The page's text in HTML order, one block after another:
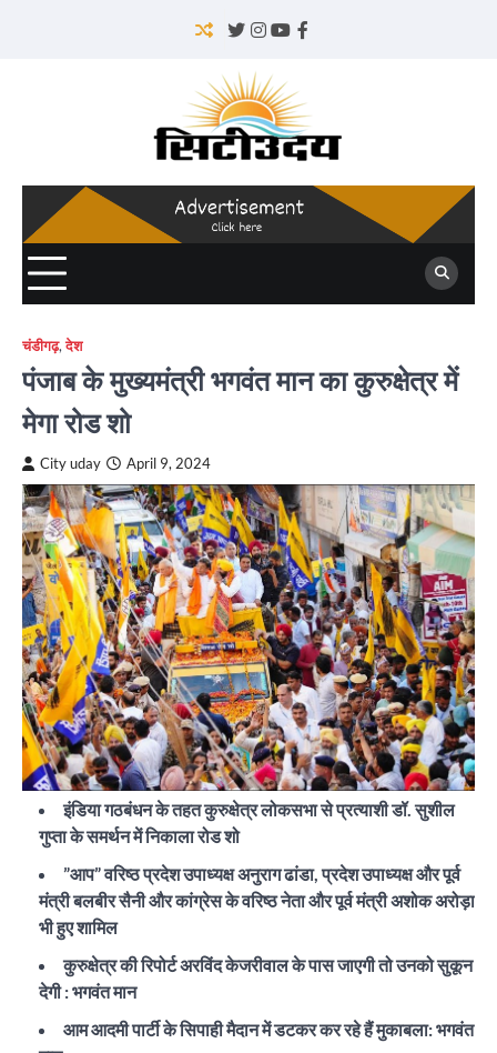
Twitter
Instagram
YouTube
Facebook
चंडीगढ़,देश
पंजाब के मुख्यमंत्री भगवंत मान का कुरुक्षेत्र में
मेगा रोड शो
City uday April 9, 2024
इंडिया गठबंधन के तहत कुरुक्षेत्र लोकसभा से प्रत्याशी डॉ. सुशील
गुप्ता के समर्थन में निकाला रोड शो
”आप” वरिष्ठ प्रदेश उपाध्यक्ष अनुराग ढांडा, प्रदेश उपाध्यक्ष और पूर्व
मंत्री बलबीर सैनी और कांग्रेस के वरिष्ठ नेता और पूर्व मंत्री अशोक अरोड़ा
भी हुए शामिल
कुरुक्षेत्र की रिपोर्ट अरविंद केजरीवाल के पास जाएगी तो उनको सुकून
देगी : भगवंत मान
आम आदमी पार्टी के सिपाही मैदान में डटकर कर रहे हैं मुकाबला: भगवंत